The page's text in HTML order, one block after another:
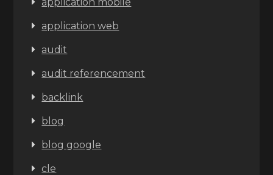
application web
audit
audit referencement
backlink
blog
blog google
cle